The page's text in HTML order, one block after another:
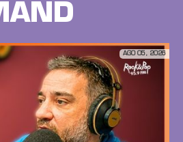
AGO 05, 2026